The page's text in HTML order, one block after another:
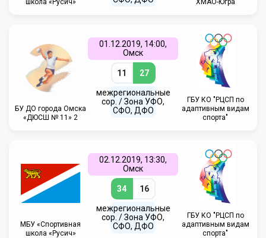
школа «Русич»
ХМАО-Югра
БУ ДО города Омска
«ДЮСШ № 11» 2
01.12.2019, 14:00,
Омск
11 27
межрегиональные
сор. / Зона УФО,
СФО, ДФО
ГБУ КО "РЦСП по
адаптивным видам
спорта"
МБУ «Спортивная
школа «Русич»
02.12.2019, 13:30,
Омск
34 16
межрегиональные
сор. / Зона УФО,
СФО, ДФО
ГБУ КО "РЦСП по
адаптивным видам
спорта"